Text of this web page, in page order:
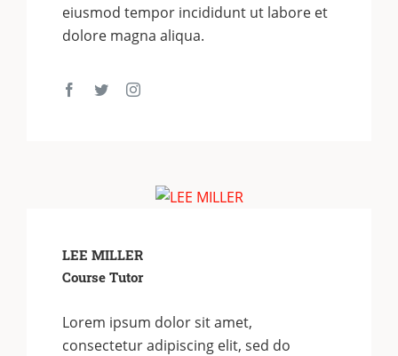
eiusmod tempor incididunt ut labore et
dolore magna aliqua.
LEE MILLER
Course Tutor
Lorem ipsum dolor sit amet,
consectetur adipiscing elit, sed do